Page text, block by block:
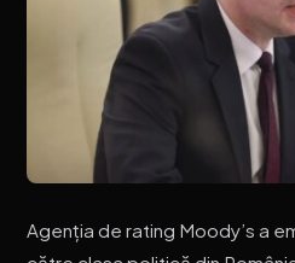
Agenția de rating Moody’s a